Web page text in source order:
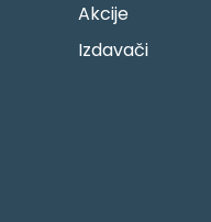
Akcije
Izdavači